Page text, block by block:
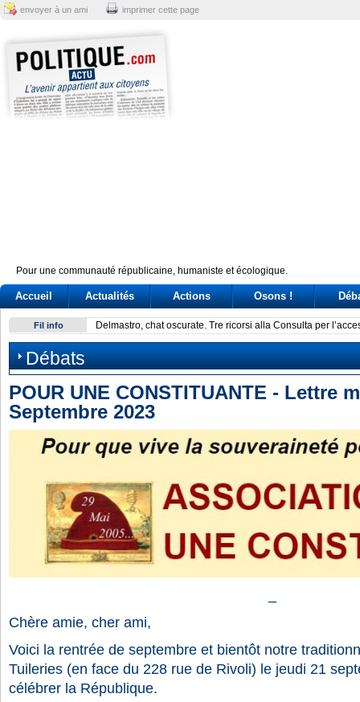
envoyer à un ami imprimer cette page
Pour une communauté républicaine, humaniste et écologique.
Accueil Actualités Actions Osons !
Fil info Delmastro, chat oscurate. Tre ricorsi alla Consulta per
Débats
POUR UNE CONSTITUANTE - Lettre
Septembre 2023
Chère amie, cher ami,
Voici la rentrée de septembre et bientôt notre
Tuileries (en face du 228 rue de Rivoli) le jeudi 21
célébrer la République.